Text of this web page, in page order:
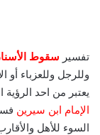
تفسير سقوط
وللرجل وللعزباء
يعتبر من احد
الإمام ابن سيرين
السوء للأهل